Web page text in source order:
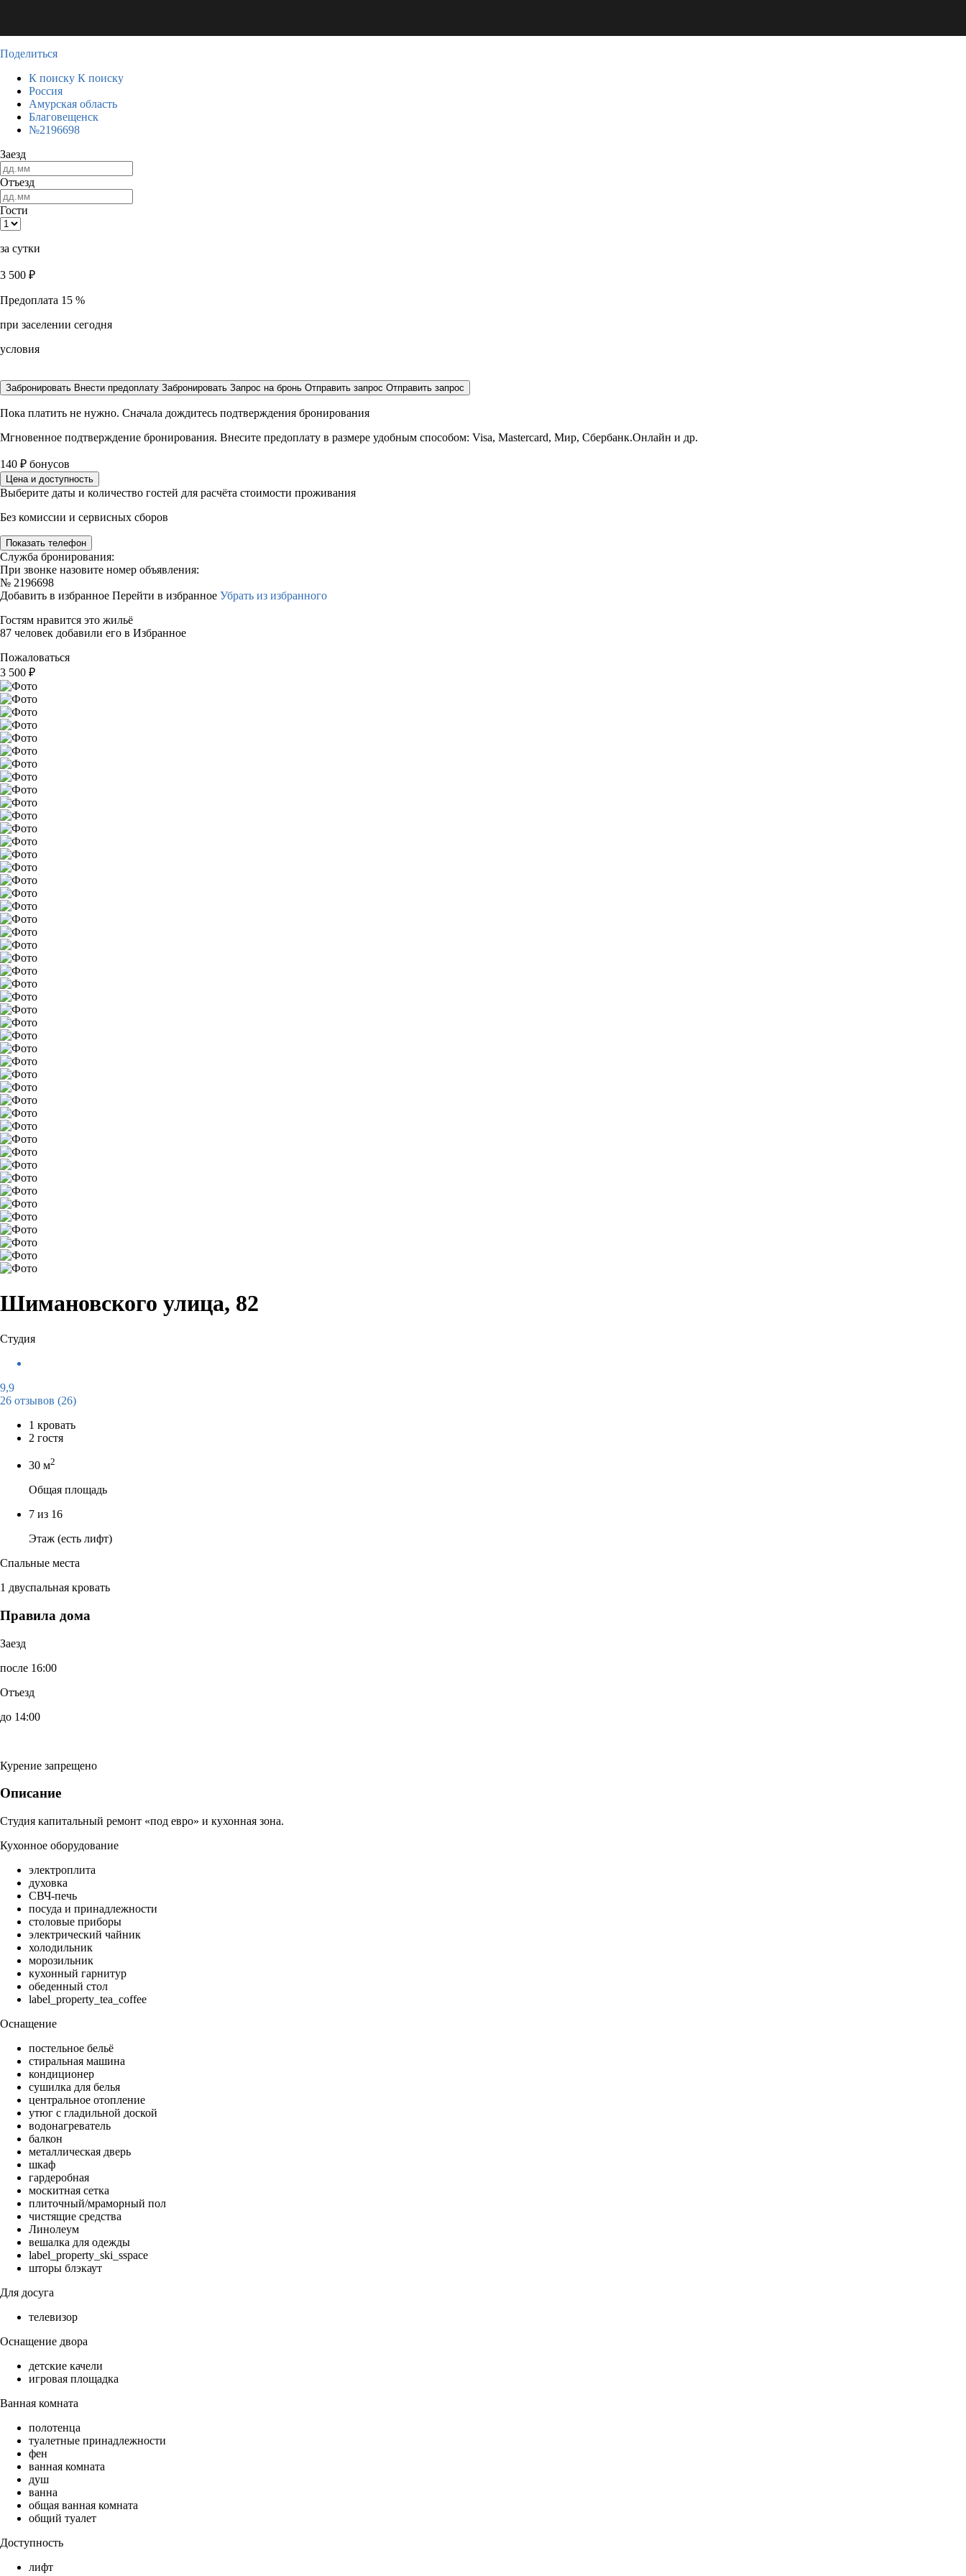
Поделиться
К поиску К поиску
Россия
Амурская область
Благовещенск
№2196698
Заезд
Отъезд
Гости
за сутки
3 500 ₽
Предоплата 15 %
при заселении сегодня
условия
Забронировать Внести предоплату Забронировать Запрос на бронь Отправить запрос Отправить запрос
Пока платить не нужно. Сначала дождитесь подтверждения бронирования
Мгновенное подтверждение бронирования. Внесите предоплату в размере удобным способом: Visa, Mastercard, Мир, Сбербанк.Онлайн и др.
140 ₽ бонусов
Цена и доступность
Выберите даты и количество гостей для расчёта стоимости проживания
Без комиссии и сервисных сборов
Показать телефон
Служба бронирования:
При звонке назовите номер объявления:
№ 2196698
Добавить в избранное Перейти в избранное Убрать из избранного
Гостям нравится это жильё
87 человек добавили его в Избранное
Пожаловаться
3 500 ₽
Шимановского улица, 82
Студия
9,9
26 отзывов (26)
1 кровать
2 гостя
30 м2
Общая площадь
7 из 16
Этаж (есть лифт)
Спальные места
1 двуспальная кровать
Правила дома
Заезд
после 16:00
Отъезд
до 14:00
Курение запрещено
Описание
Студия капитальный ремонт «под евро» и кухонная зона.
Кухонное оборудование
электроплита
духовка
СВЧ-печь
посуда и принадлежности
столовые приборы
электрический чайник
холодильник
морозильник
кухонный гарнитур
обеденный стол
label_property_tea_coffee
Оснащение
постельное бельё
стиральная машина
кондиционер
сушилка для белья
центральное отопление
утюг с гладильной доской
водонагреватель
балкон
металлическая дверь
шкаф
гардеробная
москитная сетка
плиточный/мраморный пол
чистящие средства
Линолеум
вешалка для одежды
label_property_ski_sspace
шторы блэкаут
Для досуга
телевизор
Оснащение двора
детские качели
игровая площадка
Ванная комната
полотенца
туалетные принадлежности
фен
ванная комната
душ
ванна
общая ванная комната
общий туалет
Доступность
лифт